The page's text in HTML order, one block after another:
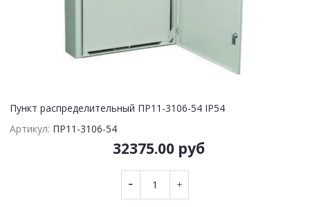
Пункт распределительный ПР11-3106-54 IP54
Артикул: ПР11-3106-54
32375.00 руб